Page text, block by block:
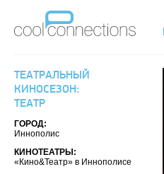
ТЕАТРАЛЬНЫЙ
КИНОСЕЗОН:
ТЕАТР
ГОРОД:
Иннополис
КИНОТЕАТРЫ:
«Кино&Театр» в Иннополисе